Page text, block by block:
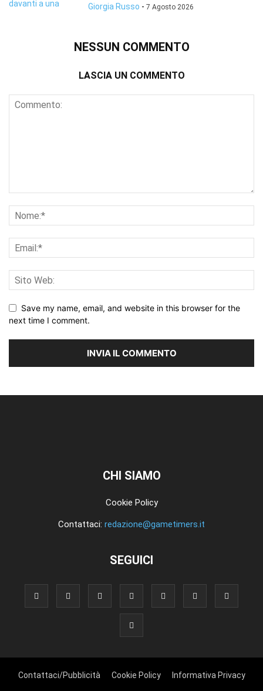
Giorgia Russo - 7 Agosto 2026
NESSUN COMMENTO
LASCIA UN COMMENTO
Save my name, email, and website in this browser for the
next time I comment.
CHI SIAMO
Cookie Policy
Contattaci: redazione@gametimers.it
SEGUICI
Contattaci/Pubblicità Cookie Policy Informativa Privacy